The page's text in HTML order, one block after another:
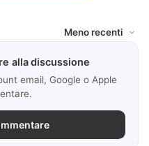
alla discussione
email, Google o Apple